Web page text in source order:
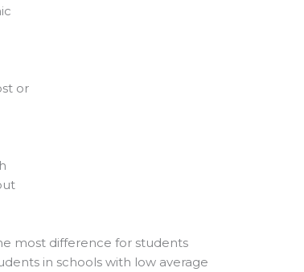
or
most difference for students
in schools with low average